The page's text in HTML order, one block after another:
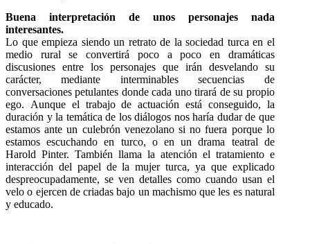
Buena interpretación de unos personajes nada
interesantes.
Lo que empieza siendo un retrato de la sociedad turca en el
medio rural se convertirá poco a poco en dramáticas
discusiones entre los personajes que irán desvelando su
carácter, mediante interminables secuencias de
conversaciones petulantes donde cada uno tirará de su propio
ego. Aunque el trabajo de actuación está conseguido, la
duración y la temática de los diálogos nos haría dudar de que
estamos ante un culebrón venezolano si no fuera porque lo
estamos escuchando en turco, o en un drama teatral de
Harold Pinter. También llama la atención el tratamiento e
interacción del papel de la mujer turca, ya que explicado
despreocupadamente, se ven detalles como cuando usan el
velo o ejercen de criadas bajo un machismo que les es natural
y educado.